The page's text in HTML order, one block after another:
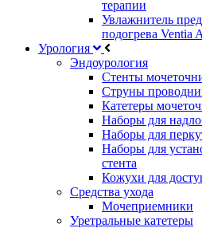
терапии
Увлажнитель
подогрева Ventia
Урология
Эндоурология
Стенты
Струны
Катетеры
Наборы для
Наборы для
Наборы для
стента
Кожухи для
Средства ухода
Мочеприемники
Уретральные катетеры